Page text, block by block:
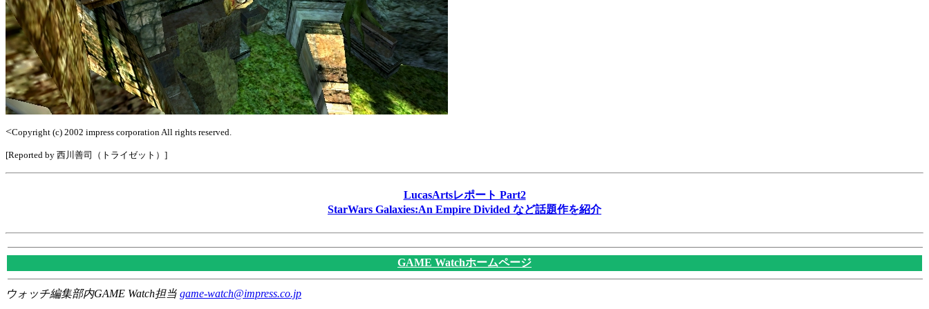
<Copyright (c) 2002 impress corporation All rights reserved.
[Reported by 西川善司（トライゼット）]
LucasArtsレポート Part2
StarWars Galaxies:An Empire Divided など話題作を紹介
GAME Watchホームページ
ウォッチ編集部内GAME Watch担当 game-watch@impress.co.jp